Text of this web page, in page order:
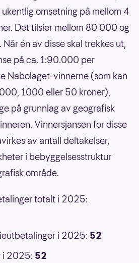
omsetning på mellom 4
Det tilsier mellom 80 000 og
én av disse skal trekkes ut,
på ca. 1:90.000 per
Nabolaget-vinnerne (som kan
1000 eller 50 kroner),
på grunnlag av geografisk
Vinnersjansen for disse
av antall deltakelser,
i bebyggelsesstruktur
område.
totalt i 2025:
i 2025: 52
i 2025: 52